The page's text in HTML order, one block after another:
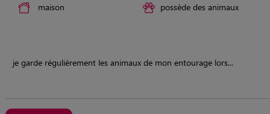
maison possède des animaux
je garde régulièrement les animaux de mon entourage lors...